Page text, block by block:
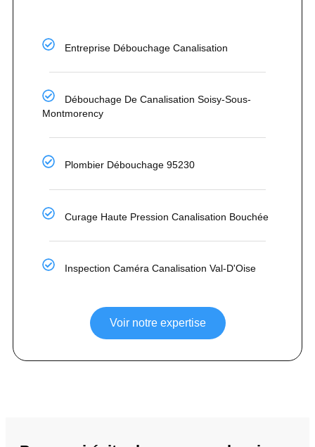
Entreprise Débouchage Canalisation
Débouchage De Canalisation Soisy-Sous-
Montmorency
Plombier Débouchage 95230
Curage Haute Pression Canalisation Bouchée
Inspection Caméra Canalisation Val-D'Oise
Voir notre expertise